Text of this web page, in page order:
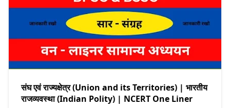
संघ एवं राज्यक्षेत्र (Union and its Territories) | भारतीय
राजव्यवस्था (Indian Polity) | NCERT One Liner